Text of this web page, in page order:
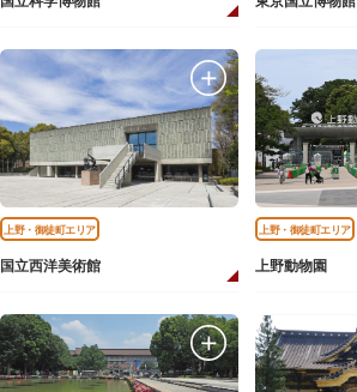
上野・御徒町エリア
国立西洋美術館
上野・御徒町エリア
上野動物園